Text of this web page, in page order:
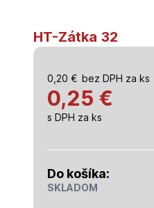
HT-Zátka 32
0,20 € bez DPH za ks
0,25 €
s DPH za ks
Do košíka:
SKLADOM